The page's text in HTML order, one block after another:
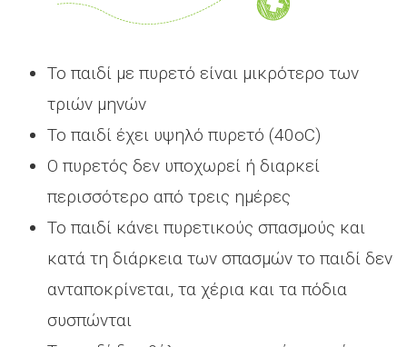
Το παιδί με πυρετό είναι μικρότερο των
τριών μηνών
Το παιδί έχει υψηλό πυρετό (40οC)
Ο πυρετός δεν υποχωρεί ή διαρκεί
περισσότερο από τρεις ημέρες
Το παιδί κάνει πυρετικούς σπασμούς και
κατά τη διάρκεια των σπασμών το παιδί δεν
ανταποκρίνεται, τα χέρια και τα πόδια
συσπώνται